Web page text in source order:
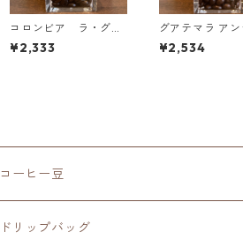
コロンビア ラ・グラ
ナダ農園 ピンクブルボ
ン ダークベリー 200
¥2,333
グアテマラ ア
ア ラス・ヌベス農園
レッドブルボ
¥2,534
コーヒー豆
深煎り（French Roast）
ドリップバッグ